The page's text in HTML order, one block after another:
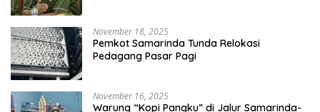
November 18, 2025
Pemkot Samarinda Tunda Relokasi
Pedagang Pasar Pagi
November 16, 2025
Warung “Kopi Pangku” di Jalur Samarinda-